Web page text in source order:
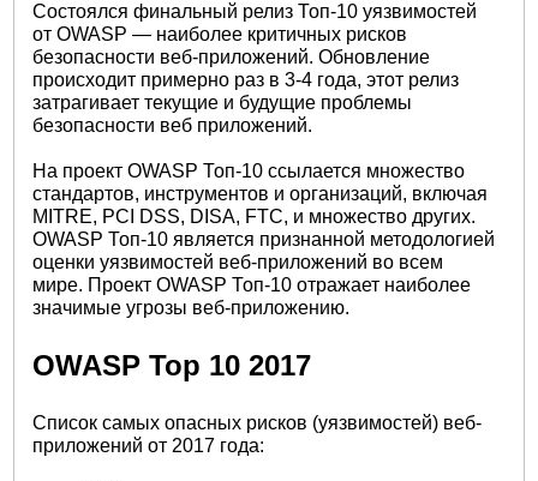
Состоялся финальный релиз Топ-10 уязвимостей
от OWASP — наиболее критичных рисков
безопасности веб-приложений. Обновление
происходит примерно раз в 3-4 года, этот релиз
затрагивает текущие и будущие проблемы
безопасности веб приложений.
На проект OWASP Топ-10 ссылается множество
стандартов, инструментов и организаций, включая
MITRE, PCI DSS, DISA, FTC, и множество других.
OWASP Топ-10 является признанной методологией
оценки уязвимостей веб-приложений во всем
мире. Проект OWASP Топ-10 отражает наиболее
значимые угрозы веб-приложению.
OWASP Top 10 2017
Список самых опасных рисков (уязвимостей) веб-
приложений от 2017 года: